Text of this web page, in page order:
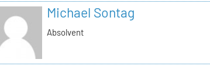
Michael Sontag
Absolvent